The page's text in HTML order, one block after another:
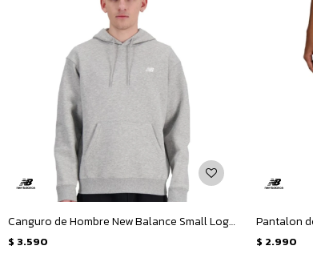
Canguro de Hombre New Balance Small Logo French Terry Hoodie - Gris
$ 3.590 $ 2.990